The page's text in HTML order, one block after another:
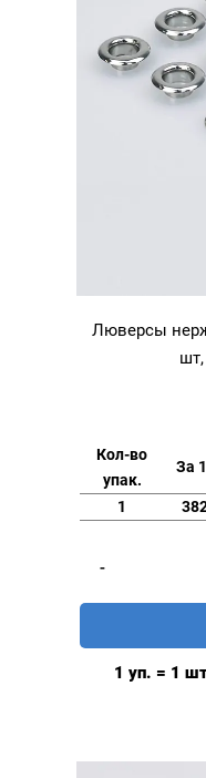
Люверсы
Кол-во
упак.
За
1
-
1 уп. = 1